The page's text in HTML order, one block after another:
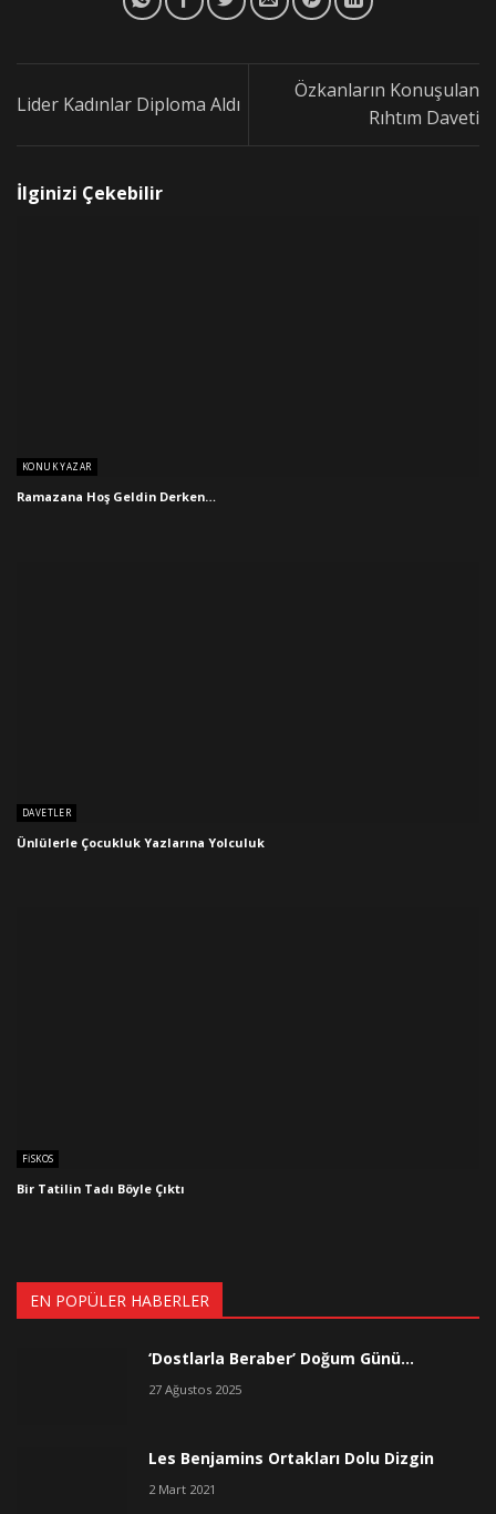
Lider Kadınlar Diploma Aldı
Özkanların Konuşulan
Rıhtım Daveti
İlginizi Çekebilir
KONUK YAZAR
Ramazana Hoş Geldin Derken…
DAVETLER
Ünlülerle Çocukluk Yazlarına Yolculuk
FISKOS
Bir Tatilin Tadı Böyle Çıktı
EN POPÜLER HABERLER
‘Dostlarla Beraber’ Doğum Günü…
27 Ağustos 2025
Les Benjamins Ortakları Dolu Dizgin
2 Mart 2021